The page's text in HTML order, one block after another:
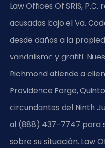
Law Offices Of SRIS,
acusadas bajo el Va.
desde daños a la
vandalismo y grafiti.
Richmond atiende a
Providence Forge,
circundantes del Ninth
al (888) 437-7747 para
sobre su situación. Law